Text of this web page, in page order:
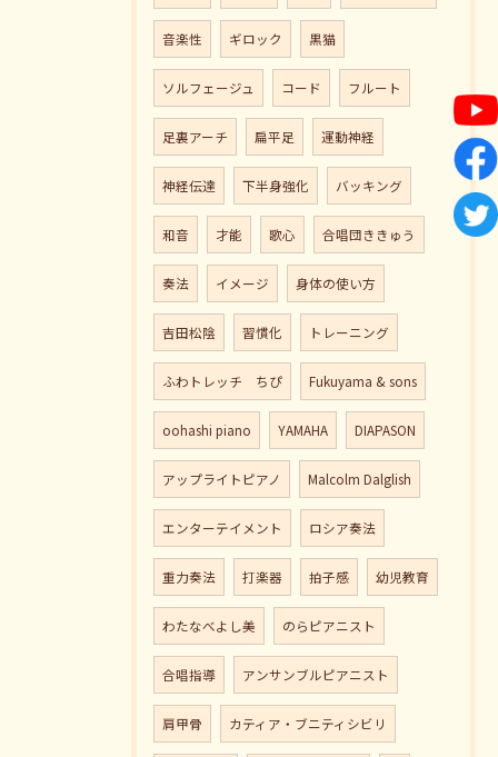
音楽性 ギロック 黒猫
ソルフェージュ コード フルート
足裏アーチ 扁平足 運動神経
神経伝達 下半身強化 バッキング
和音 才能 歌心 合唱団ききゅう
奏法 イメージ 身体の使い方
吉田松陰 習慣化 トレーニング
ふわトレッチ ちぴ Fukuyama & sons
oohashi piano YAMAHA DIAPASON
アップライトピアノ Malcolm Dalglish
エンターテイメント ロシア奏法
重力奏法 打楽器 拍子感 幼児教育
わたなべよし美 のらピアニスト
合唱指導 アンサンブルピアニスト
肩甲骨 カティア・ブニティシビリ